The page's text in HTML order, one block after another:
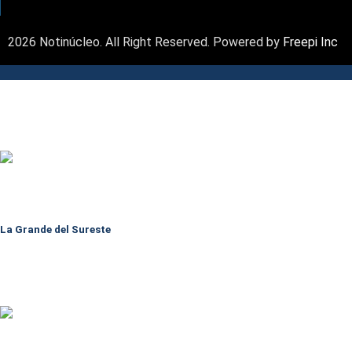
2026 Notinúcleo. All Right Reserved. Powered by Freepi Inc
La Grande del Sureste